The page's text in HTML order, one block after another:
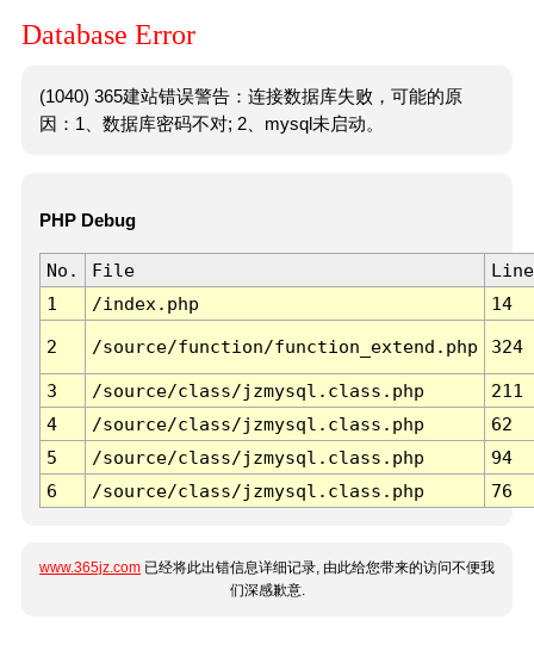
Database Error
(1040) 365建站错误警告：连接数据库失败，可能的原
因：1、数据库密码不对; 2、mysql未启动。
PHP Debug
No. File
Line
1
/index.php 14
2 /source/function/function_extend.php 324
3 /source/class/jzmysql.class.php
211
4
/source/class/jzmysql.class.php
62
5
/source/class/jzmysql.class.php
94
6
/source/class/jzmysql.class.php 76
www.365jz.com 已经将此出错信息详细记录, 由此给您带来的访问不便我
们深感歉意.